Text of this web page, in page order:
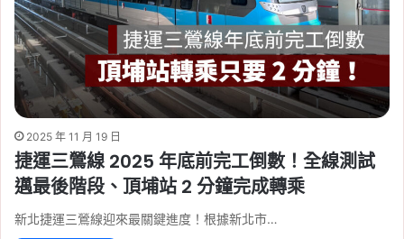
2025 年 11 月 19 日
捷運三鶯線 2025 年底前完工倒數！全線測試
邁最後階段、頂埔站 2 分鐘完成轉乘
新北捷運三鶯線迎來最關鍵進度！根據新北市…